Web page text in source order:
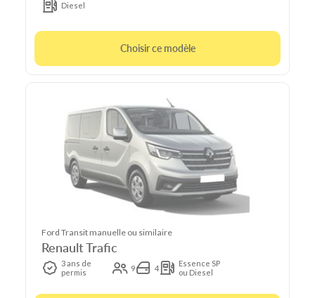
Diesel
Choisir ce modèle
Ford Transit manuelle ou similaire
Renault Trafic
3 ans de
permis
9 4
Essence SP
ou Diesel